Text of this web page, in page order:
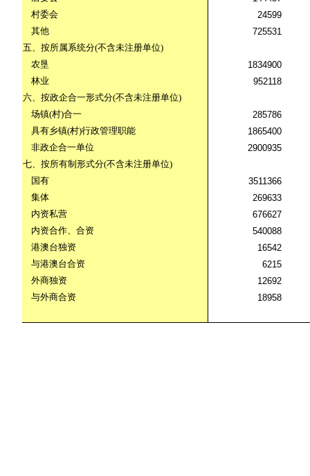
村委会
24599
其他
725531
五、按所属系统分(不含未注册单位)
农垦
1834900
林业
952118
六、按政企合一形式分(不含未注册单位)
场镇(村)合一
285786
具有乡镇(村)行政管理职能
1865400
非政企合一单位
2900935
七、按所有制形式分(不含未注册单位)
国有
3511366
集体
269633
内资私营
676627
内资合作、合资
540088
港澳台独资
16542
与港澳台合资
6215
外商独资
12692
与外商合资
18958